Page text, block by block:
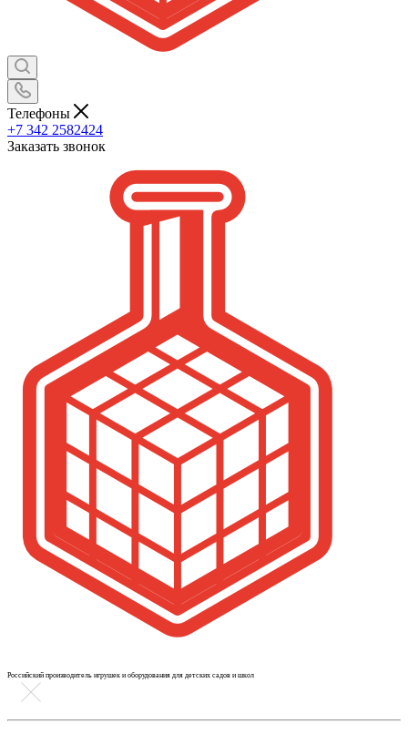
Телефоны
+7 342 2582424
Заказать звонок
Российский производитель игрушек и оборудования для детских садов и школ